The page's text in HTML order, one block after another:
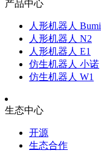
产品中心
人形机器人 Bumi
人形机器人 N2
人形机器人 E1
仿生机器人 小诺
仿生机器人 W1
生态中心
开源
生态合作